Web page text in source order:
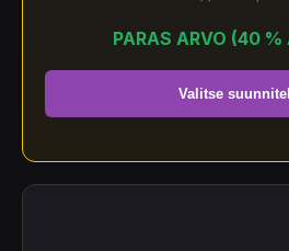
PARAS ARVO (40 %
Valitse